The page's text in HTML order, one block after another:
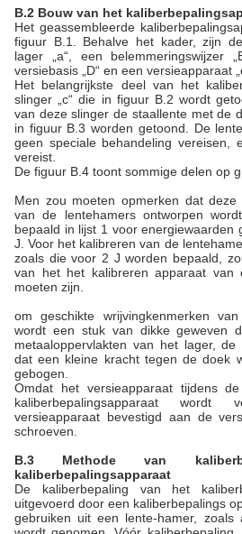
B.2 Bouw van het
Het geassembleerde
figuur B.1. Behalve het kader, zijn
lager „a“, een belemmeringswijzer
versiebasis „D“ en een versieapparaat
Het belangrijkste deel van het
slinger „c“ die in figuur B.2 wordt
van deze slinger de staallente met de
in figuur B.3 worden getoond. De
geen speciale behandeling vereisen,
vereist.
De figuur B.4 toont sommige delen op
Men zou moeten opmerken dat
van de lentehamers ontworpen
bepaald in lijst 1 voor energiewaarden
J. Voor het kalibreren van de
zoals die voor 2 J worden bepaald,
van het het kalibreren apparaat van
moeten zijn.
om geschikte wrijvingkenmerken
wordt een stuk van dikke geweven
metaaloppervlakten van het lager,
dat een kleine kracht tegen de doek
gebogen.
Omdat het versieapparaat tijdens
kaliberbepalingsapparaat
versieapparaat bevestigd aan de
schroeven.
B.3 Methode van
kaliberbepalingsapparaat
De kaliberbepaling van het
uitgevoerd door een kaliberbepalings
gebruiken uit een lente-hamer, zoals